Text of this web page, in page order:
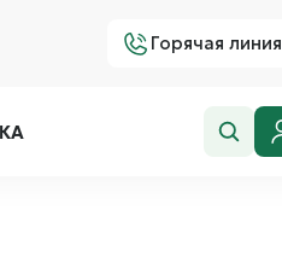
Горячая линия